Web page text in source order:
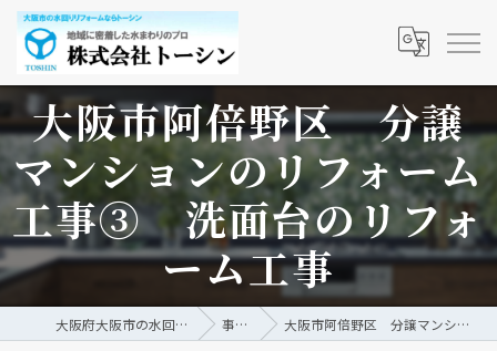
大阪市阿倍野区 分譲
マンションのリフォーム
工事③ 洗面台のリフォ
ーム工事
大阪府大阪市の水回りリフォームなら株式会社トーシン 事例/ブログ 大阪市阿倍野区 分譲マンションのリフォーム工事③ 洗面台のリフォーム工事